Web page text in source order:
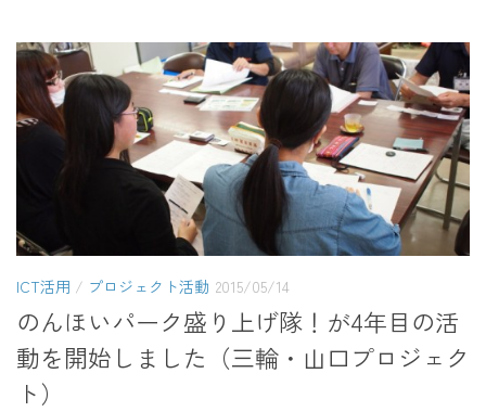
ICT活用 / プロジェクト活動 2015/05/14
のんほいパーク盛り上げ隊！が4年目の活
動を開始しました（三輪・山口プロジェク
ト）